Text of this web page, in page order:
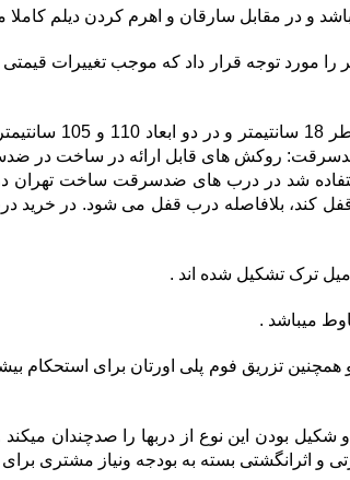
را مورد توجه قرار داد که موجب تغییرات
شد در درب های ضدسرقت ساخت تهران
بلافاصله درب قفل می شود. در خرید
میباشد .
میل ورق پانچ شده در وسط درب و همچنین تزریق فوم پلی
شکیل بودن این نوع از دربها را صدچندان
و اثرانگشتی بسته به بودجه ونیاز مشتری برای